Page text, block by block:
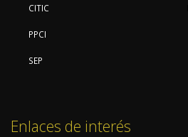
CITIC
PPCI
SEP
Enlaces de interés